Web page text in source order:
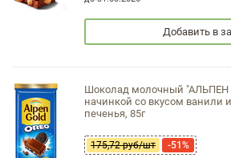
Добавить в
Шоколад молочный
начинкой со вкусом ванили
печенья, 85г
175,72 руб/шт -51%